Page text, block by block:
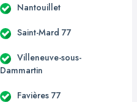
Nantouillet
Saint-Mard 77
Villeneuve-sous-
Dammartin
Favières 77